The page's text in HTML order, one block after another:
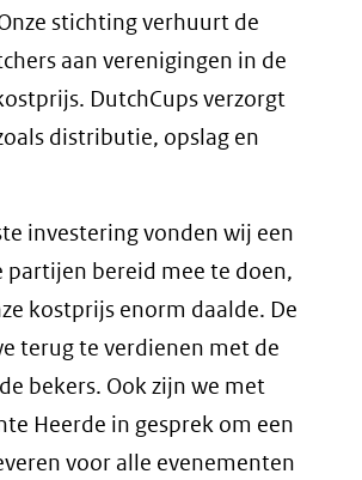
stichting verhuurt de
aan verenigingen in de
DutchCups verzorgt
distributie, opslag en
investering vonden wij een
partijen bereid mee te doen,
kostprijs enorm daalde. De
terug te verdienen met de
bekers. Ook zijn we met
Heerde in gesprek om een
voor alle evenementen